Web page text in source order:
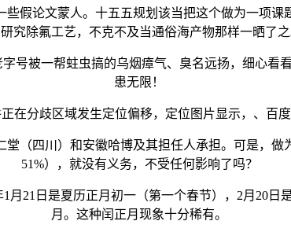
假论文蒙人。十五五规划该当把这个做为一项
究除氟工艺，不克不及当通俗海产物那样一晒了之
被一帮蛀虫搞的乌烟瘴气、臭名远扬，细心看
患无限！
分歧区域发生定位偏移，定位图片显示，、百
四川）和安徽哈博及其担任人承担。可是，做
51%），就没有义务，不受任何影响了吗？
21日是夏历正月初一（第一个春节），2月20日
月。这种闰正月现象十分稀有。